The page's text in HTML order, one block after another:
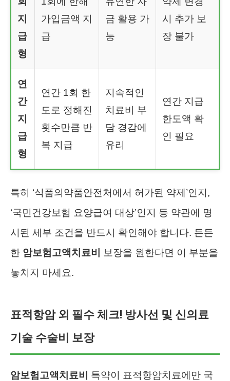
지
급
형
가입금액 지
급
금 활용 가
능
시 추가 보
장 불가
연
간
지
급
형
연간 1회 한
도로 정해진
횟수만큼 반
복 지급
지속적인
치료비 부
담 경감에
유리
연간 지급
한도액 확
인 필요
특히 ‘식품의약품안전처에서 허가된 약제’인지,
‘국민건강보험 요양급여 대상’인지 등 약관에 명
시된 세부 조건을 반드시 확인해야 합니다. 든든
한 암보험고액치료비
보장을 원한다면 이 부분을
놓치지 마세요.
표적항암 외 필수 체크! 방사선 및 신의료
기술 수술비 보장
암보험고액치료비
특약이 표적항암치료에만 국